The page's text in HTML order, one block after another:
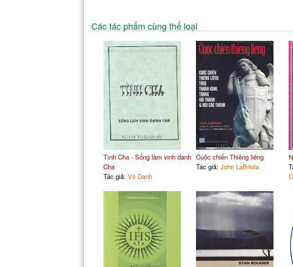
Các tác phẩm cùng thể loại
Tình Cha - Sống làm vinh danh
Cha
Tác giả: Vô Danh
Cuộc chiến Thiêng liêng
Tác giả: John LaBriola